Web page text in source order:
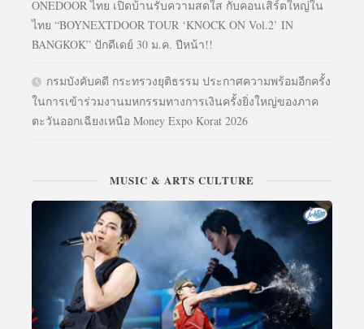
ONEDOOR ไทย เปิดบ้านรับความสดใส กับคอนเสิร์ตใหญ่ใน
ไทย “BOYNEXTDOOR TOUR ‘KNOCK ON Vol.2’ IN
BANGKOK” ปักดีเดย์ 30 ม.ค. ปีหน้า!!
กรมบังคับคดี กระทรวงยุติธรรม ประกาศความพร้อมอีกครั้ง
ในการเข้าร่วมงานมหกรรมทางการเงินครั้งยิ่งใหญ่ของภาค
ตะวันออกเฉียงเหนือ Money Expo Korat 2026
MUSIC & ARTS CULTURE